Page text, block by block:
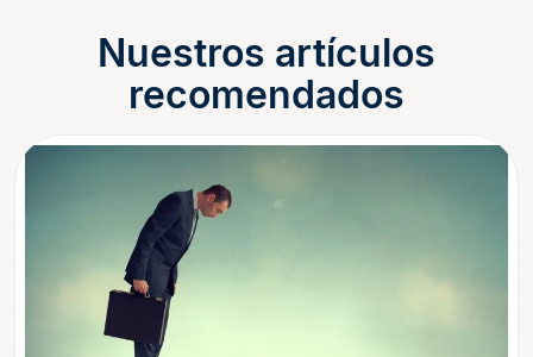
Nuestros artículos
recomendados